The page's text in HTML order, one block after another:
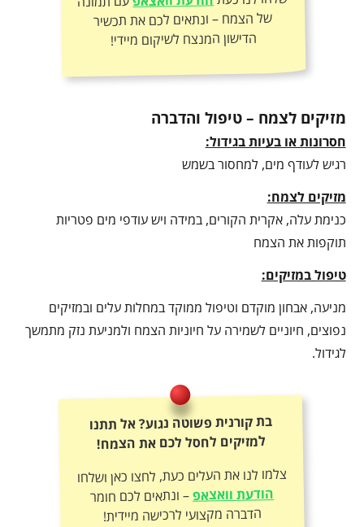
הדישון המנצח לשיקום מיידי!
מזיקים לצמח – טיפול והדברה
חסרונות או בעיות בגידול:
רגיש לעודף מים, למחסור בשמש
מזיקים לצמח:
כנימת עלה, אקרית הקורים, במידה ויש עודפי מים פטריות
תוקפות את הצמח
טיפול במזיקים:
מניעה, אבחון מוקדם וטיפול ממוקד במחלות עלים ובמזיקים
נפוצים, חיוניים לשמירה על חיוניות הצמח ולמניעת נזק מתמשך
לגידול.
בת קורנית פשוטה נגוע? אל תתנו
למזיקים לחסל לכם את הצמח!
צלמו לנו את העלים כעת, לחצו כאן ושלחו
הודעת וואצאפ– ונתאים לכם חומר
הדברה מקצועי לרכישה מיידית!